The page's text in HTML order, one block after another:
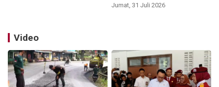
Jumat, 31 Juli 2026
Video